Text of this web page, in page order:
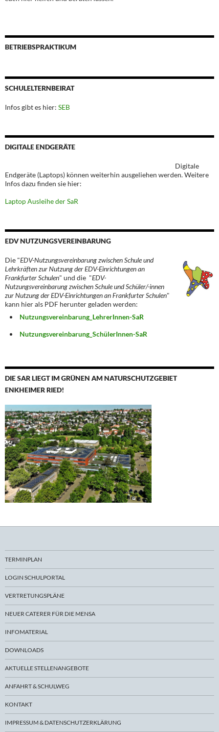
BETRIEBSPRAKTIKUM
SCHULELTERNBEIRAT
Infos gibt es hier: SEB
DIGITALE ENDGERÄTE
Digitale
Endgeräte (Laptops) können weiterhin ausgeliehen werden. Weitere
Infos dazu finden sie hier:
Laptop Ausleihe der SaR
EDV NUTZUNGSVEREINBARUNG
Die "EDV-Nutzungsvereinbarung zwischen Schule und
Lehrkräften zur Nutzung der EDV-Einrichtungen an
Frankfurter Schulen" und die "EDV-
Nutzungsvereinbarung zwischen Schule und Schüler/-innen
zur Nutzung der EDV-Einrichtungen an Frankfurter Schulen"
kann hier als PDF herunter geladen werden:
Nutzungsvereinbarung_LehrerInnen-SaR
Nutzungsvereinbarung_SchülerInnen-SaR
DIE SAR LIEGT IM GRÜNEN AM NATURSCHUTZGEBIET
ENKHEIMER RIED!
TERMINPLAN
LOGIN SCHULPORTAL
VERTRETUNGSPLÄNE
NEUER CATERER FÜR DIE MENSA
INFOMATERIAL
DOWNLOADS
AKTUELLE STELLENANGEBOTE
ANFAHRT & SCHULWEG
KONTAKT
IMPRESSUM & DATENSCHUTZERKLÄRUNG